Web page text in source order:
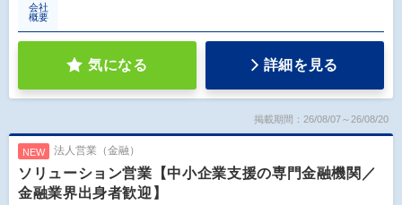
会社
概要
気になる 詳細を見る
掲載期間：26/08/07～26/08/20
NEW 法人営業（金融）
ソリューション営業【中小企業支援の専門金融機関／
金融業界出身者歓迎】